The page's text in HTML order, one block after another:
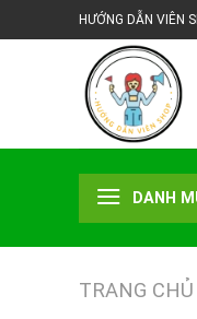
đến
HƯỚNG DẪN VIÊN
DANH
TRANG CHỦ